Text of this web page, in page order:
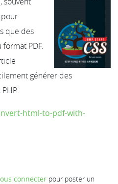
que des
PDF.
générer des
html-to-pdf-with-
connecter pour poster un